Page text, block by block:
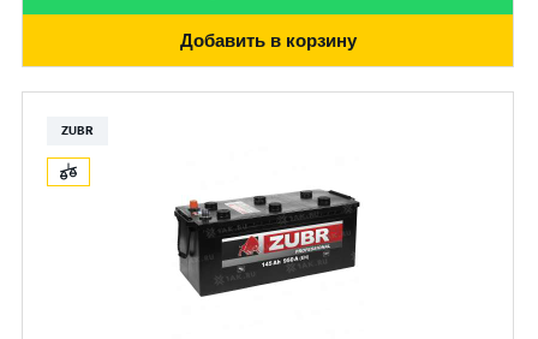
Добавить в корзину
ZUBR